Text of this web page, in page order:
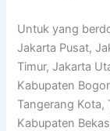
Untuk yang
Jakarta Pusat,
Timur, Jakarta
Kabupaten
Tangerang Kota,
Kabupaten